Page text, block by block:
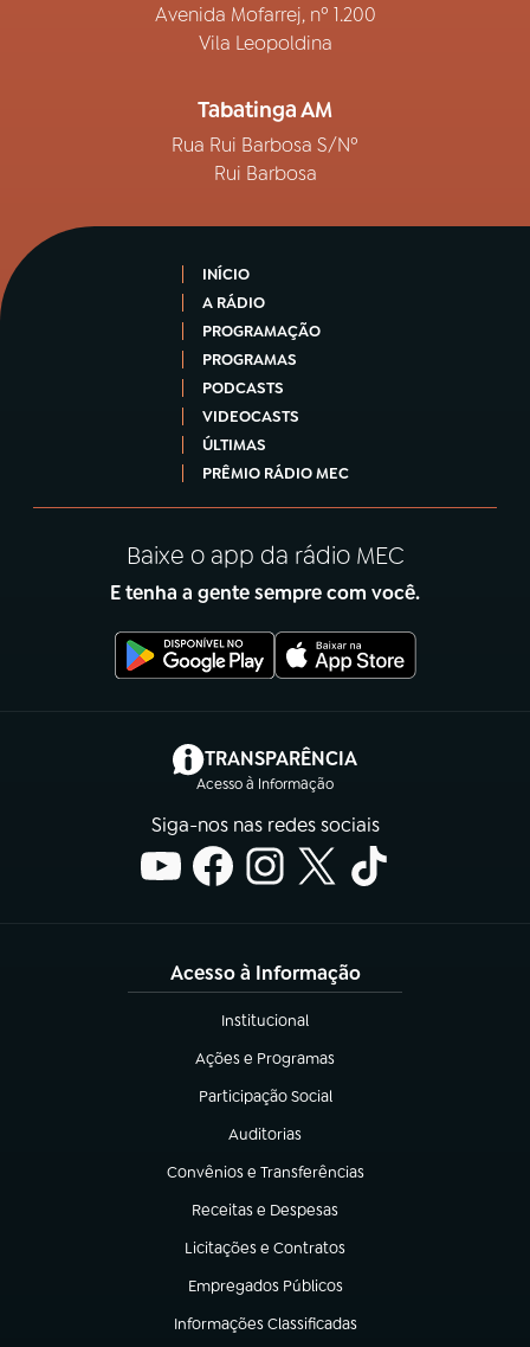
Avenida Mofarrej, nº 1.200
Vila Leopoldina
Tabatinga AM
Rua Rui Barbosa S/Nº
Rui Barbosa
INÍCIO
A RÁDIO
PROGRAMAÇÃO
PROGRAMAS
PODCASTS
VIDEOCASTS
ÚLTIMAS
PRÊMIO RÁDIO MEC
Baixe o app da rádio MEC
E tenha a gente sempre com você.
TRANSPARÊNCIA
Acesso à Informação
(abre em nova aba)
Siga-nos nas redes sociais
Acesso à Informação
Institucional
(abre em nova aba)
Ações e Programas
(abre em nova aba)
Participação Social
(abre em nova aba)
Auditorias
(abre em nova aba)
Convênios e Transferências
(abre em nova aba)
Receitas e Despesas
(abre em nova aba)
Licitações e Contratos
(abre em nova aba)
Empregados Públicos
(abre em nova aba)
Informações Classificadas
(abre em nova aba)